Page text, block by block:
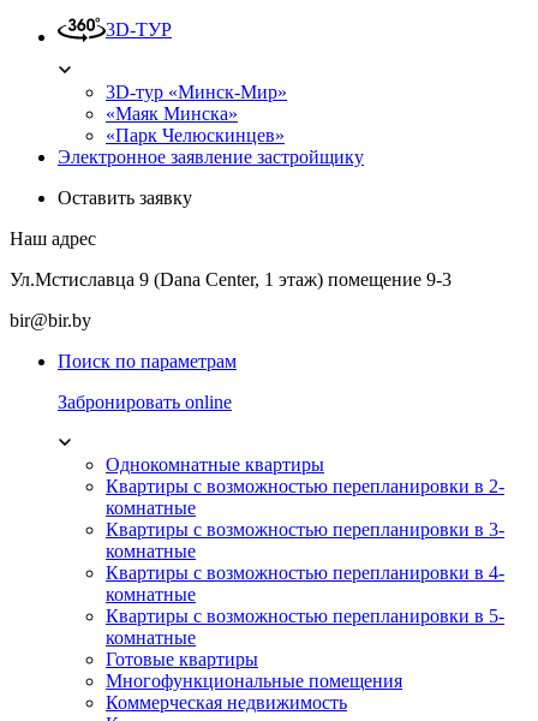
3D-ТУР
3D-тур «Минск-Мир»
«Маяк Минска»
«Парк Челюскинцев»
Электронное заявление застройщику
Оставить заявку
Наш адрес
Ул.Мстиславца 9 (Dana Center, 1 этаж) помещение 9-3
bir@bir.by
Поиск по параметрам
Забронировать online
Однокомнатные квартиры
Квартиры с возможностью перепланировки в 2-
комнатные
Квартиры с возможностью перепланировки в 3-
комнатные
Квартиры с возможностью перепланировки в 4-
комнатные
Квартиры с возможностью перепланировки в 5-
комнатные
Готовые квартиры
Многофункциональные помещения
Коммерческая недвижимость